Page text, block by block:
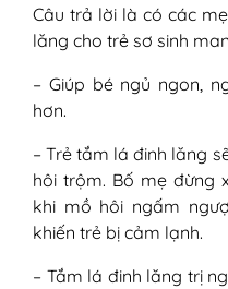
Câu trả lời là có các
lăng cho trẻ sơ sinh
– Giúp bé ngủ ngon,
hơn.
– Trẻ tắm lá đinh lăng
hôi trộm. Bố mẹ đừng
khi mồ hôi ngấm
khiến trẻ bị cảm lạnh.
– Tắm lá đinh lăng trị